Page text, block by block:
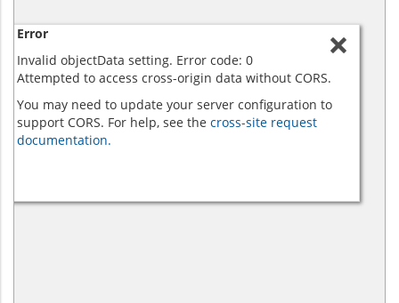
Error
Invalid objectData setting. Error code: 0
Attempted to access cross-origin data without CORS.
You may need to update your server configuration to
support CORS. For help, see the cross-site request
documentation.